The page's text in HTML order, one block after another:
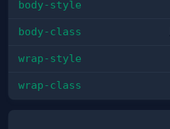
body-style
body-class
wrap-style
wrap-class